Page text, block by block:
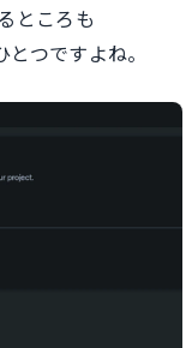
ところも
つですよね。